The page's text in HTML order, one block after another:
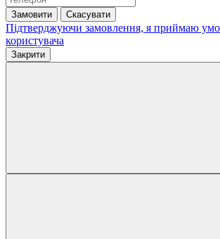
Замовити Скасувати
Підтверджуючи замовлення, я приймаю
користувача
Закрити